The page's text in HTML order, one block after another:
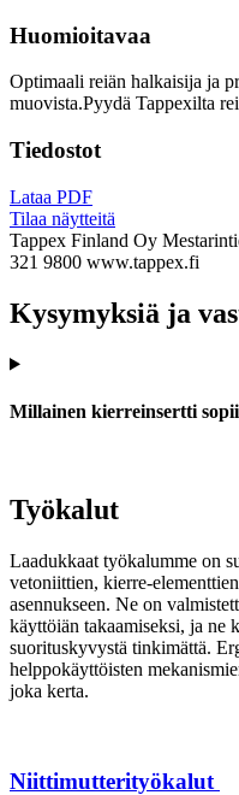
Huomioitavaa
Optimaali reiän halkaisija ja
muovista.Pyydä Tappexilta
Tiedostot
Lataa PDF
Tilaa näytteitä
Tappex Finland Oy
321 9800 www.tappex.fi
Kysymyksiä ja
Millainen kierreinsertti
Työkalut
Laadukkaat työkalumme on
vetoniittien, kierre-
asennukseen. Ne on
käyttöiän takaamiseksi, ja ne
suorituskyvystä tinkimättä.
helppokäyttöisten
joka kerta.
Niittimutterityökalut